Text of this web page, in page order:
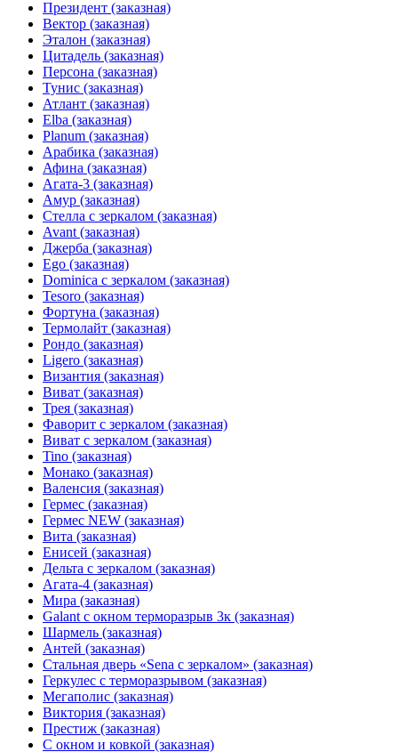
Президент (заказная)
Вектор (заказная)
Эталон (заказная)
Цитадель (заказная)
Персона (заказная)
Тунис (заказная)
Атлант (заказная)
Elba (заказная)
Planum (заказная)
Арабика (заказная)
Афина (заказная)
Агата-3 (заказная)
Амур (заказная)
Стелла с зеркалом (заказная)
Avant (заказная)
Джерба (заказная)
Ego (заказная)
Dominica с зеркалом (заказная)
Tesoro (заказная)
Фортуна (заказная)
Термолайт (заказная)
Рондо (заказная)
Ligero (заказная)
Византия (заказная)
Виват (заказная)
Трея (заказная)
Фаворит с зеркалом (заказная)
Виват с зеркалом (заказная)
Tino (заказная)
Монако (заказная)
Валенсия (заказная)
Гермес (заказная)
Гермес NEW (заказная)
Вита (заказная)
Енисей (заказная)
Дельта с зеркалом (заказная)
Агата-4 (заказная)
Мира (заказная)
Galant с окном терморазрыв 3к (заказная)
Шармель (заказная)
Антей (заказная)
Стальная дверь «Sena с зеркалом» (заказная)
Геркулес с терморазрывом (заказная)
Мегаполис (заказная)
Виктория (заказная)
Престиж (заказная)
С окном и ковкой (заказная)